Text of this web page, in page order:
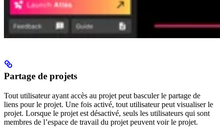
Partage de projets
Tout utilisateur ayant accès au projet peut basculer le partage de
liens pour le projet. Une fois activé, tout utilisateur peut visualiser le
projet. Lorsque le projet est désactivé, seuls les utilisateurs qui sont
membres de l’espace de travail du projet peuvent voir le projet.